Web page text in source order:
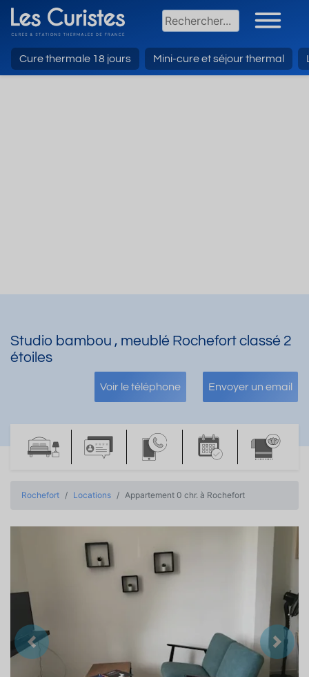
Cure thermale 18 jours Mini-cure et séjour thermal
Studio bambou , meublé Rochefort classé 2
étoiles
Voir le téléphone Envoyer un email
Rochefort Locations Appartement 0 chr. à Rochefort
Précedent